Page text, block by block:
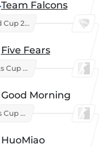
Team Falcons
Esports World Cup 2026
Five Fears
Xin Xin Esports Cup 2025
Good Morning
Xin Xin Esports Cup 2026
HuoMiao